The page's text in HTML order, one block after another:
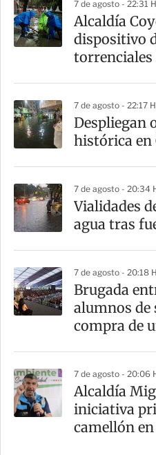
a
r
t
7 de agosto - 22:31
Alcaldía
dispositivo
torrenciales
7 de agosto - 22:17
Despliegan
histórica en
7 de agosto - 20:34
Vialidades
agua tras
7 de agosto - 20:18
Brugada
alumnos de
compra de
7 de agosto - 20:06
Alcaldía
iniciativa
camellón